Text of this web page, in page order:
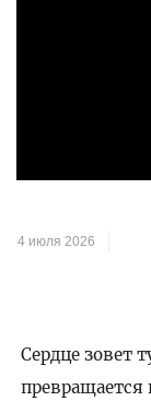
4 июля 2026
Сердце зовет
превращается